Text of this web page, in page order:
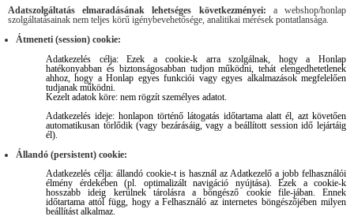
Adatszolgáltatás elmaradásának lehetséges következményei: a webshop/honlap
szolgáltatásainak nem teljes körű igénybevehetősége, analitikai mérések pontatlansága.
Átmeneti (session) cookie:
Adatkezelés célja: Ezek a cookie-k arra szolgálnak, hogy a Honlap
hatékonyabban és biztonságosabban tudjon működni, tehát elengedhetetlenek
ahhoz, hogy a Honlap egyes funkciói vagy egyes alkalmazások megfelelően
tudjanak működni.
Kezelt adatok köre: nem rögzít személyes adatot.
Adatkezelés ideje: honlapon történő látogatás időtartama alatt él, azt követően
automatikusan törlődik (vagy bezárásáig, vagy a beállított session idő lejártáig
él).
Állandó (persistent) cookie:
Adatkezelés célja: állandó cookie-t is használ az Adatkezelő a jobb felhasználói
élmény érdekében (pl. optimalizált navigáció nyújtása). Ezek a cookie-k
hosszabb ideig kerülnek tárolásra a böngésző cookie file-jában. Ennek
időtartama attól függ, hogy a Felhasználó az internetes böngészőjében milyen
beállítást alkalmaz.